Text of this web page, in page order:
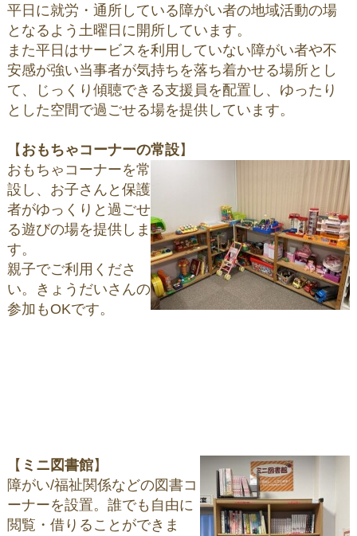
平日に就労・通所している障がい者の地域活動の場
となるよう土曜日に開所しています。
また平日はサービスを利用していない障がい者や不
安感が強い当事者が気持ちを落ち着かせる場所とし
て、
じっくり傾聴できる支援員を配置し、ゆったり
とした空間で過ごせる場を提供しています。
【 おもちゃコーナーの常設】
おもちゃコーナーを常
設し、お子さんと保護
者がゆっくりと過ごせ
る遊びの場を提供しま
す。
親子でご利用くださ
い。きょうだいさんの
参加もOKです。
【 ミニ図書館】
障がい/福祉関係などの図書コ
ーナーを設置。誰でも自由に
閲覧・借りることができま